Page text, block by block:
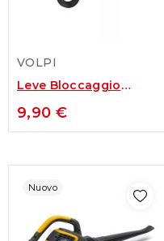
VOLPI
Leve Bloccaggio
703...
9,90 €
Nuovo